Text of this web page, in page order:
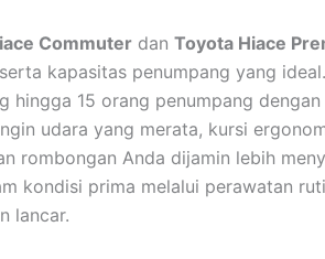
Commuter dan Toyota Hiace
kapasitas penumpang yang ideal.
hingga 15 orang penumpang dengan
udara yang merata, kursi
rombongan Anda dijamin lebih
kondisi prima melalui perawatan
lancar.